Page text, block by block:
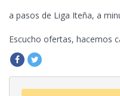
a pasos de Liga Iteña, a
Escucho ofertas, hacemos